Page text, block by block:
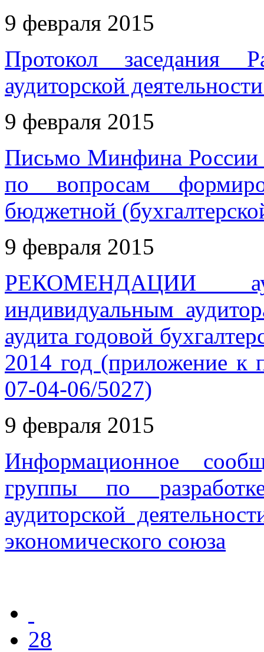
9 февраля 2015
Протокол заседания
аудиторской
9 февраля 2015
Письмо Минфина
по вопросам
бюджетной
9 февраля 2015
РЕКОМЕНДАЦИИ
индивидуальным
аудита годовой
2014 год (приложение к
07-04-06/5027)
9 февраля 2015
Информационное
группы по
аудиторской
экономического союза
28